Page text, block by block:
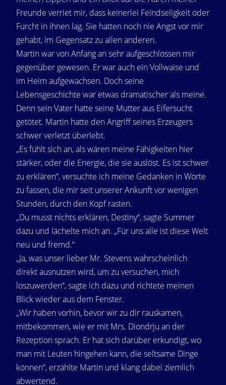
Freunde verriet mir, dass keinerlei Feindseligkeit oder
Furcht in ihnen lag. Sie hatten noch nie Angst vor mir
gehabt, im Gegensatz zu allen anderen.
Martin war von Anfang an sehr aufgeschlossen mir
gegenüber gewesen. Er war auch ein Vollwaise und
im Heim aufgewachsen. Doch seine
Lebensgeschichte war etwas dramatischer als meine.
Denn sein Vater hatte seine Mutter aus Eifersucht
getötet. Martin hatte den Angriff seines Erzeugers
schwer verletzt überlebt.
„Es fühlt sich an, als wären meine Fähigkeiten hier
stärker, oder die Energie, die sie auslöst. Es ist schwer
zu erklären“, versuchte ich meine Gedanken in Worte
zu fassen, die mir seit unserer Ankunft vor wenigen
Stunden, durch den Kopf rasten.
„Du musst nichts erklären, Destiny“, sagte Summer
dazu und lächelte mich an. „Für uns alle ist diese Welt
neu und fremd.“
„Ja, was unser lieber Mr. Stevens wahrscheinlich
direkt ausnutzen wird, um zu versuchen, mich
loszuwerden“, sagte ich dazu und richtete meinen
Blick wieder aus dem Fenster.
„Wir haben vorhin, bevor wir zu dir rauskamen,
mitbekommen, wie er mit Mrs. Diondrju an der
Rezeption sprach. Er hat sich darüber erkundigt, wo
man mit Leuten hingehen kann, die seltsame Dinge
können“, erzählte Martin und klang dabei ziemlich
abwertend.